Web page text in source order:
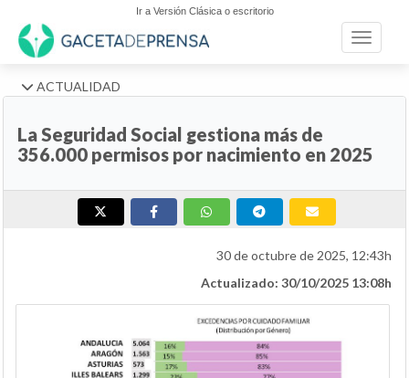
Ir a Versión Clásica o escritorio
Toggle
ACTUALIDAD
La Seguridad Social gestiona más de
356.000 permisos por nacimiento en 2025
30 de octubre de 2025, 12:43h
Actualizado: 30/10/2025 13:08h